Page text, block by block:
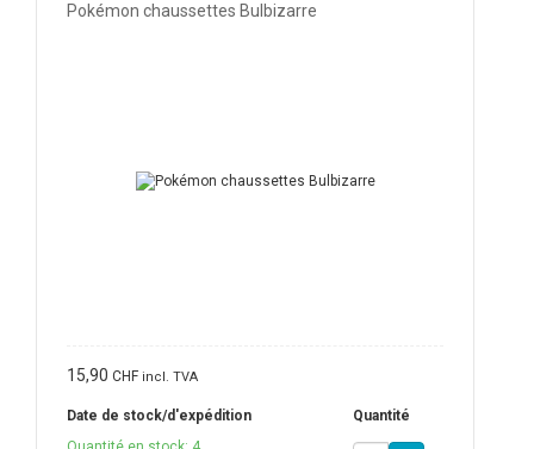
Pokémon chaussettes Bulbizarre
15,90 CHF incl. TVA
Date de stock/d'expédition
Quantité